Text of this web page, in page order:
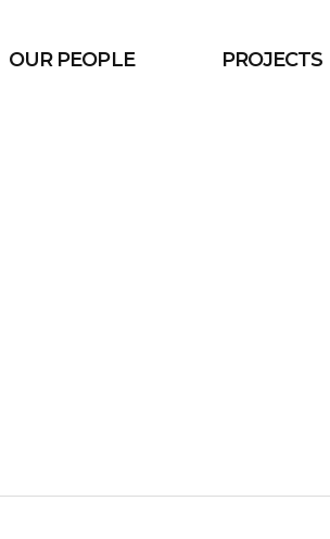
OUR PEOPLE PROJECTS